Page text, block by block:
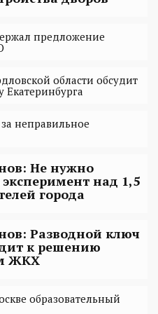
предложение
области обсудит
Екатеринбурга
неправильное
Не нужно
эксперимент над 1,5
города
Разводной ключ
к решению
ЖКХ
образовательный